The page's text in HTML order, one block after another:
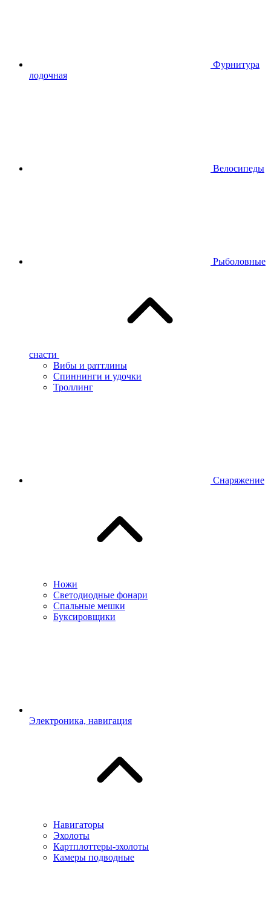
Фурнитура
лодочная
Велосипеды
Рыболовные
снасти
Вибы и раттлины
Спиннинги и удочки
Троллинг
Снаряжение
Ножи
Светодиодные фонари
Спальные мешки
Буксировщики
Электроника, навигация
Навигаторы
Эхолоты
Картплоттеры-эхолоты
Камеры подводные